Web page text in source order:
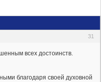
31
всех достоинств.
благодаря своей духовной